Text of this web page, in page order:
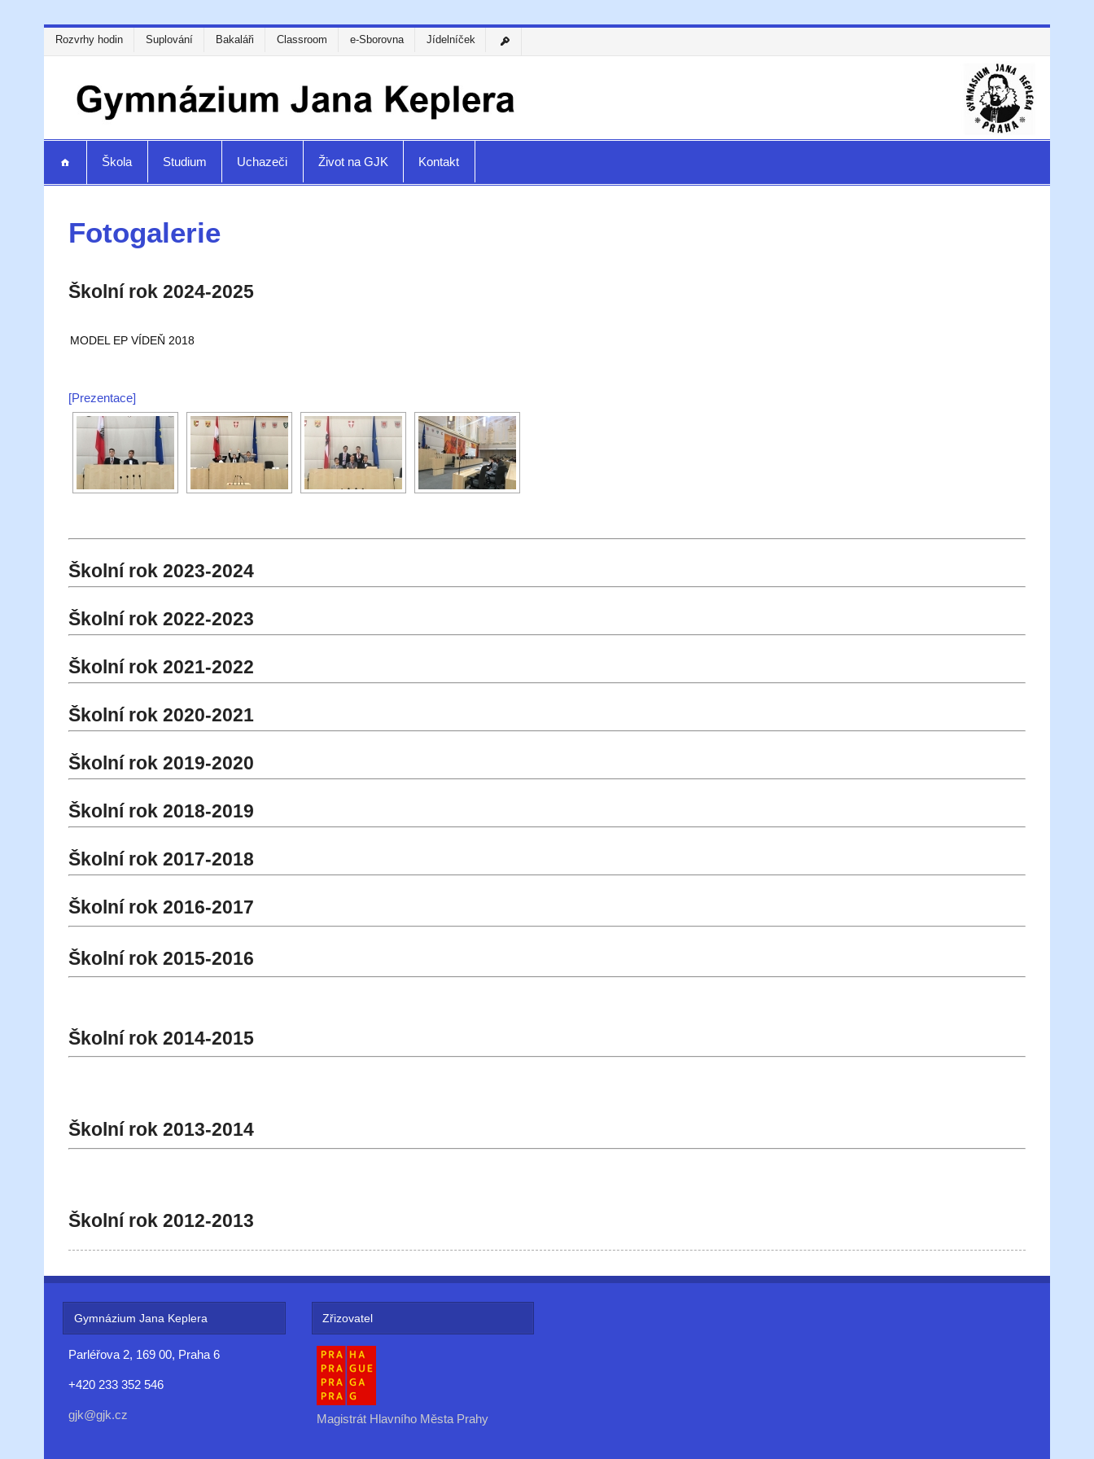
Rozvrhy hodin Suplování Bakaláři Classroom e-Sborovna Jídelníček
Škola Studium Uchazeči Život na GJK Kontakt
Fotogalerie
Školní rok 2024-2025
MODEL EP VÍDEŇ 2018
[Prezentace]
Školní rok 2023-2024
Školní rok 2022-2023
Školní rok 2021-2022
Školní rok 2020-2021
Školní rok 2019-2020
Školní rok 2018-2019
Školní rok 2017-2018
Školní rok 2016-2017
Školní rok 2015-2016
Školní rok 2014-2015
Školní rok 2013-2014
Školní rok 2012-2013
Gymnázium Jana Keplera
Parléřova 2, 169 00, Praha 6
+420 233 352 546
gjk@gjk.cz
Zřizovatel
Magistrát Hlavního Města Prahy